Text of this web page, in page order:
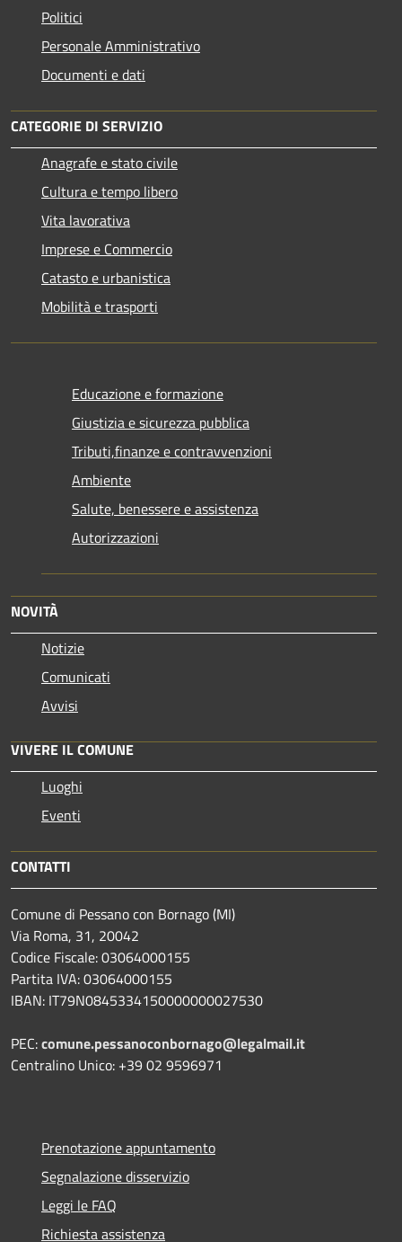
Politici
Personale Amministrativo
Documenti e dati
CATEGORIE DI SERVIZIO
Anagrafe e stato civile
Cultura e tempo libero
Vita lavorativa
Imprese e Commercio
Catasto e urbanistica
Mobilità e trasporti
Educazione e formazione
Giustizia e sicurezza pubblica
Tributi,finanze e contravvenzioni
Ambiente
Salute, benessere e assistenza
Autorizzazioni
NOVITÀ
Notizie
Comunicati
Avvisi
VIVERE IL COMUNE
Luoghi
Eventi
CONTATTI
Comune di Pessano con Bornago (MI)
Via Roma, 31, 20042
Codice Fiscale: 03064000155
Partita IVA: 03064000155
IBAN: IT79N0845334150000000027530
PEC:comune.pessanoconbornago@legalmail.it
Centralino Unico: +39 02 9596971
Prenotazione appuntamento
Segnalazione disservizio
Leggi le FAQ
Richiesta assistenza